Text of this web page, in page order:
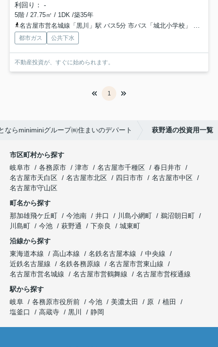
利回り： -
5階 / 27.75㎡ / 1DK /築35年
名古屋市営名城線「黒川」駅 バス5分 市バス「城北小学校」 停歩6分
都市ガス 公共下水
不動産投資が、すぐに始められます。
1
ならminiminiグループ㈱住まいのデパート 萩野通の投資用一覧
市区町村から探す
岐阜市
各務原市 津市 名古屋市千種区
春日井市
名古屋市天白区
名古屋市北区 四日市市
名古屋市中区
名古屋市守山区
町名から探す
那加雄飛ケ丘町
今池南 井口 川島小網町
鵜沼朝日町
川島町
今池 萩野通 下奈良
城東町
沿線から探す
東海道本線
高山本線 名鉄名古屋本線
中央線
近鉄名古屋線
名鉄各務原線
名古屋市営東山線
名古屋市営名城線
名古屋市営鶴舞線
名古屋市営桜通線
駅から探す
岐阜
各務原市役所前 今池 美濃太田 原
植田
塩釜口
高蔵寺 黒川 静岡